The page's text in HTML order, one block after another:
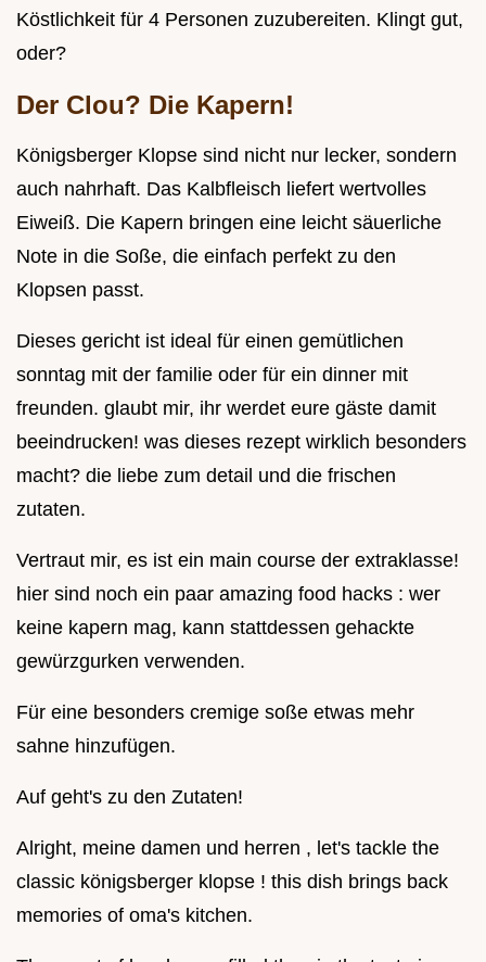
Köstlichkeit für 4 Personen zuzubereiten. Klingt gut,
oder?
Der Clou? Die Kapern!
Königsberger Klopse sind nicht nur lecker, sondern
auch nahrhaft. Das Kalbfleisch liefert wertvolles
Eiweiß. Die Kapern bringen eine leicht säuerliche
Note in die Soße, die einfach perfekt zu den
Klopsen passt.
Dieses gericht ist ideal für einen gemütlichen
sonntag mit der familie oder für ein dinner mit
freunden. glaubt mir, ihr werdet eure gäste damit
beeindrucken! was dieses rezept wirklich besonders
macht? die liebe zum detail und die frischen
zutaten.
Vertraut mir, es ist ein main course der extraklasse!
hier sind noch ein paar amazing food hacks : wer
keine kapern mag, kann stattdessen gehackte
gewürzgurken verwenden.
Für eine besonders cremige soße etwas mehr
sahne hinzufügen.
Auf geht's zu den Zutaten!
Alright, meine damen und herren , let's tackle the
classic königsberger klopse ! this dish brings back
memories of oma's kitchen.